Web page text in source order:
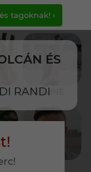
ÉS
RANDI
tagoknak! ›
ONLINE